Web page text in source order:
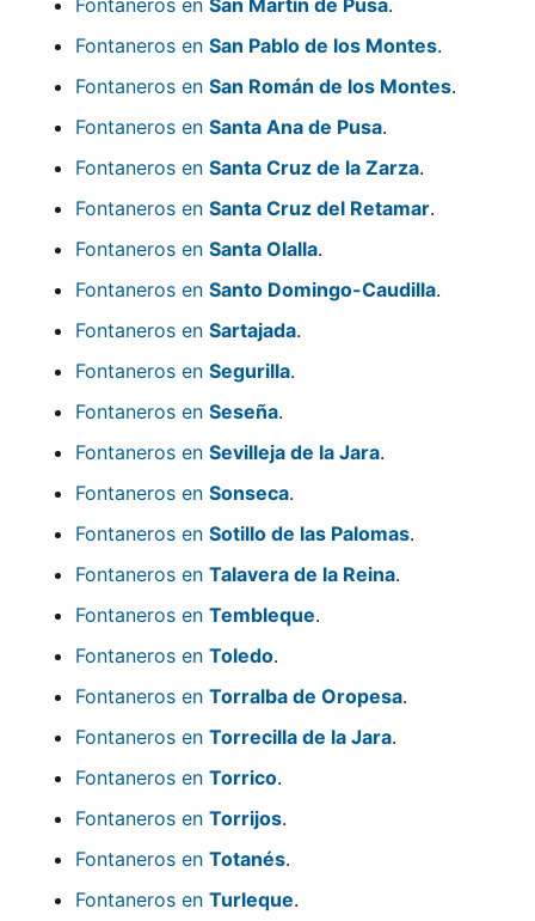
Fontaneros en San Pablo de los Montes.
Fontaneros en San Román de los Montes.
Fontaneros en Santa Ana de Pusa.
Fontaneros en Santa Cruz de la Zarza.
Fontaneros en Santa Cruz del Retamar.
Fontaneros en Santa Olalla.
Fontaneros en Santo Domingo-Caudilla.
Fontaneros en Sartajada.
Fontaneros en Segurilla.
Fontaneros en Seseña.
Fontaneros en Sevilleja de la Jara.
Fontaneros en Sonseca.
Fontaneros en Sotillo de las Palomas.
Fontaneros en Talavera de la Reina.
Fontaneros en Tembleque.
Fontaneros en Toledo.
Fontaneros en Torralba de Oropesa.
Fontaneros en Torrecilla de la Jara.
Fontaneros en Torrico.
Fontaneros en Torrijos.
Fontaneros en Totanés.
Fontaneros en Turleque.